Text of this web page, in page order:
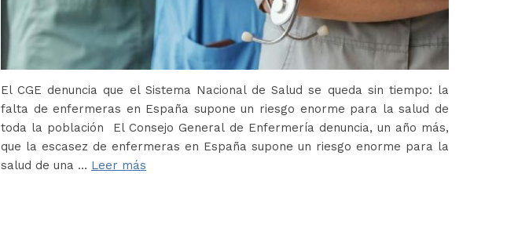
El CGE denuncia que el Sistema Nacional de Salud se queda sin tiempo: la
falta de enfermeras en España supone un riesgo enorme para la salud de
toda la población El Consejo General de Enfermería denuncia, un año más,
que la escasez de enfermeras en España supone un riesgo enorme para la
salud de una … Leer más